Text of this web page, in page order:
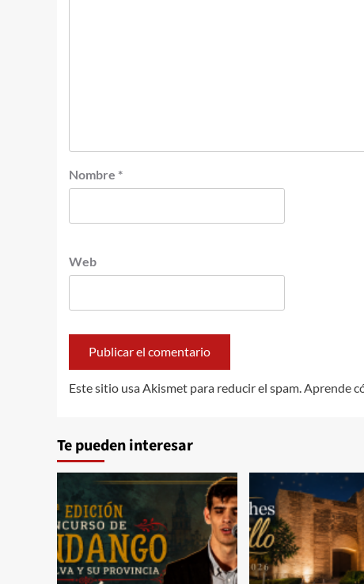
Nombre *
Web
Este sitio usa Akismet para reducir el spam. Aprende
Te pueden interesar